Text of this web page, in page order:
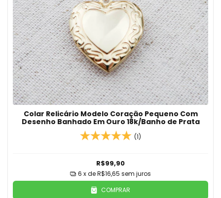
Colar Relicário Modelo Coração Pequeno Com
Desenho Banhado Em Ouro 18k/Banho de Prata
(1)
R$99,90
6 x deR$16,65 sem juros
COMPRAR